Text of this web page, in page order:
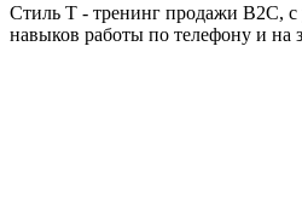
Стиль Т - тренинг продажи B2C, с
навыков работы по телефону и на